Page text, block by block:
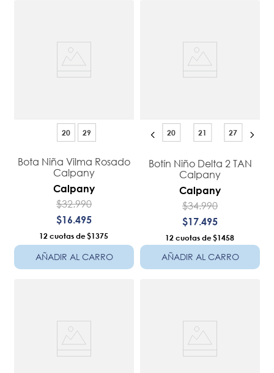
20 29
Bota Niña Vilma Rosado
Calpany
Calpany
$32.990
$16 495
12 $1375
AÑADIR AL CARRO
20 21 27
Botín Niño Delta 2 TAN
Calpany
Calpany
$34.990
$17 495
12 $1458
AÑADIR AL CARRO